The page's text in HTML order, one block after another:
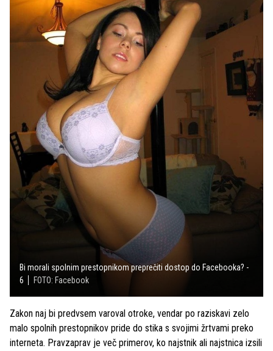
Bi morali spolnim prestopnikom preprečiti dostop do Facebooka? -
6
FOTO: Facebook
Zakon naj bi predvsem varoval otroke, vendar po raziskavi zelo
malo spolnih prestopnikov pride do stika s svojimi žrtvami preko
interneta. Pravzaprav je več primerov, ko najstnik ali najstnica izsili